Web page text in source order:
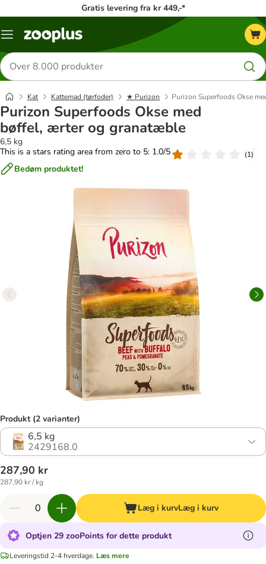
Gratis levering fra kr 449,-*
Menu
Søg
efter
produkter
Kat Kattemad (tørfoder) ★ Purizon Purizon Superfoods Okse
Purizon Superfoods Okse med
bøffel, ærter og granatæble
6,5 kg
This is a stars rating area from zero to 5: 1.0/5
(1)
Bedøm produktet!
Produkt (2 varianter)
6,5 kg
2429168.0
287,90 kr
287,90 kr / kg
Læg i kurvLæg i kurv
Optjen 29 zooPoints for dette produkt
Leveringstid 2-4 hverdage. Læs mere